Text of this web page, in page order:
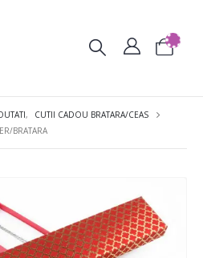
,
CUTII CADOU BRATARA/CEAS
BRATARA